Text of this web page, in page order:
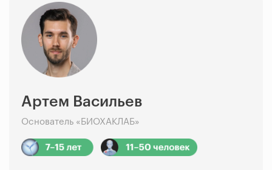
Артем Васильев
Основатель «БИОХАКЛАБ»